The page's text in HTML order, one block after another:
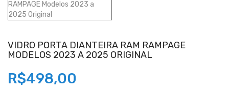
VIDRO PORTA DIANTEIRA RAM RAMPAGE
MODELOS 2023 A 2025 ORIGINAL
R$498,00